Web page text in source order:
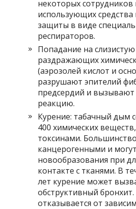
некоторых
использующих
защиты в виде
респираторов.
Попадание на
раздражающих
(аэрозолей кислот и
разрушают эпителий
предсердий и
реакцию.
Курение: табачный дым
400 химических
токсинами.
канцерогенными и
новообразования при
контакте с тканями. В
лет курение может
обструктивный бронхит.
отказывается от